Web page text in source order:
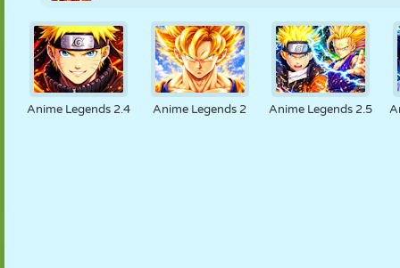
Anime Legends 2.4 Anime Legends 2 Anime Legends 2.5